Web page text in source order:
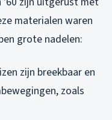
materialen waren
grote nadelen:
zijn breekbaar en
zoals